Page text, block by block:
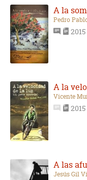
A la
Pedro
2015
A la
Vicente
2015
A las
Jesús Gil